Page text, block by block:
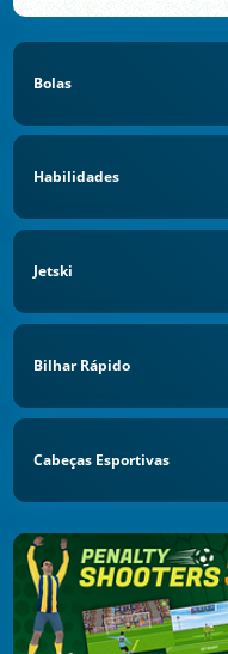
Bolas
Habilidades
Jetski
Bilhar Rápido
Cabeças Esportivas